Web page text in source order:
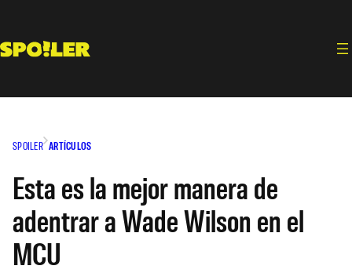
contenido
SPOILER ARTÍCULOS
Esta es la mejor manera de
adentrar a Wade Wilson en el
MCU